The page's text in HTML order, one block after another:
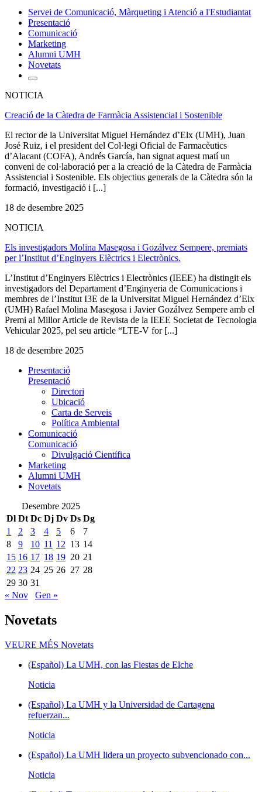
Servei de Comunicació, Màrqueting i Atenció a l'Estudiantat
Presentació
Comunicació
Marketing
Alumni UMH
Novetats
NOTICIA
Creació de la Càtedra de Farmàcia Assistencial i Sostenible
El rector de la Universitat Miguel Hernández d’Elx (UMH), Juan
José Ruiz, i el president del Col·legi Oficial de Farmacèutics
d’Alacant (COFA), Andrés García, han signat aquest matí un
conveni de col·laboració per a la creació de la Càtedra de Farmàcia
Assistencial i Sostenible. Els objectius generals de la Càtedra són la
formació, investigació i [...]
18 de desembre 2025
NOTICIA
Els investigadors Molina Masegosa i Gozálvez Sempere, premiats
per l’Institut d’Enginyers Elèctrics i Electrònics.
L’Institut d’Enginyers Elèctrics i Electrònics (IEEE) ha distingit els
investigadors del Departament d’Enginyeria de Comunicacions i
membres de l’Institut I3E de la Universitat Miguel Hernández d’Elx
(UMH) Rafael Molina Masegosa i Javier Gozálvez Sempere amb el
Premi al Millor Article de Revista de la IEEE Societat de Tecnologia
Vehicular 2025, pel seu article “LTE-V for [...]
18 de desembre 2025
Presentació
Presentació
Directori
Ubicació
Carta de Serveis
Política Ambiental
Comunicació
Comunicació
Divulgació Científica
Marketing
Alumni UMH
Novetats
Desembre 2025
Dl Dt Dc Dj Dv Ds Dg
1
2 3 4 5 6
7
8
9 10 11 12 13 14
15 16 17 18 19 20 21
22 23 24 25 26 27 28
29 30 31
« Nov
Gen »
Novetats
VEURE MÉS Novetats
(Español) La UMH, con las Fiestas de Elche
Noticia
(Español) La UMH y la Universidad de Cartagena
refuerzan...
Noticia
(Español) La UMH lidera un proyecto subvencionado con...
Noticia